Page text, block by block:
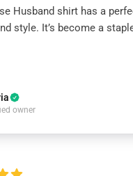
Husband shirt has a
style. It’s become a
owner